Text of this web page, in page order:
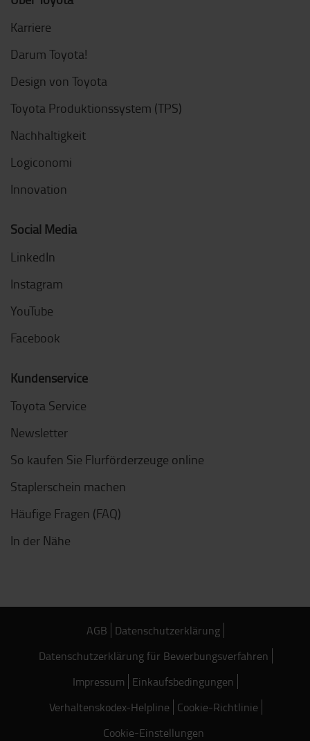
Karriere
Darum Toyota!
Design von Toyota
Toyota Produktionssystem (TPS)
Nachhaltigkeit
Logiconomi
Innovation
Social Media
LinkedIn
Instagram
YouTube
Facebook
Kundenservice
Toyota Service
Newsletter
So kaufen Sie Flurförderzeuge online
Staplerschein machen
Häufige Fragen (FAQ)
In der Nähe
AGB Datenschutzerklärung
Datenschutzerklärung für Bewerbungsverfahren
Impressum Einkaufsbedingungen
Verhaltenskodex-Helpline Cookie-Richtlinie
Cookie-Einstellungen